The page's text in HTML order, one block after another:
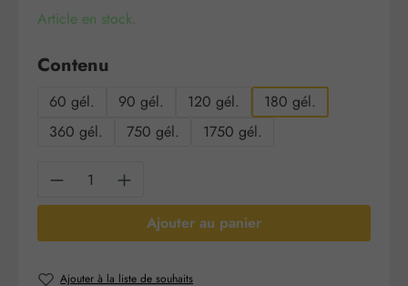
Article en stock.
Sélectionnez
Contenu
60 gél. 90 gél. 120 gél.
180 gél.
360 gél.
750 gél. 1750 gél.
Quantité de produit : Entrez la quantité
Ajouter au panier
Ajouter à la liste de souhaits